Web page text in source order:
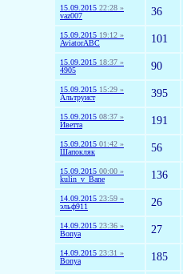
15.09.2015 22:28 »
vaz007
36
15.09.2015 19:12 »
AviatorABC
101
15.09.2015 18:37 »
4905
90
15.09.2015 15:29 »
Альтруист
395
15.09.2015 08:37 »
Иветта
191
15.09.2015 01:42 »
Шапокляк
56
15.09.2015 00:00 »
kulin_v_Bane
136
14.09.2015 23:59 »
эльф911
26
14.09.2015 23:36 »
Bonya
27
14.09.2015 23:31 »
Bonya
185